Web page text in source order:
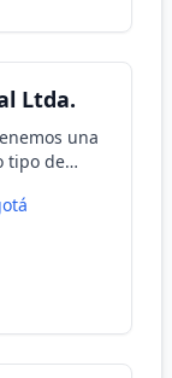
Ltda.
una
tipo de